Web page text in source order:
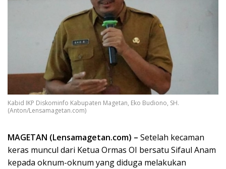
Kabid IKP Diskominfo Kabupaten Magetan, Eko Budiono, SH.
(Anton/Lensamagetan.com)
MAGETAN (Lensamagetan.com) – Setelah kecaman
keras muncul dari Ketua Ormas OI bersatu Sifaul Anam
kepada oknum-oknum yang diduga melakukan